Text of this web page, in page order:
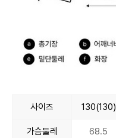
사이즈 130(130)
가슴둘레 68.5